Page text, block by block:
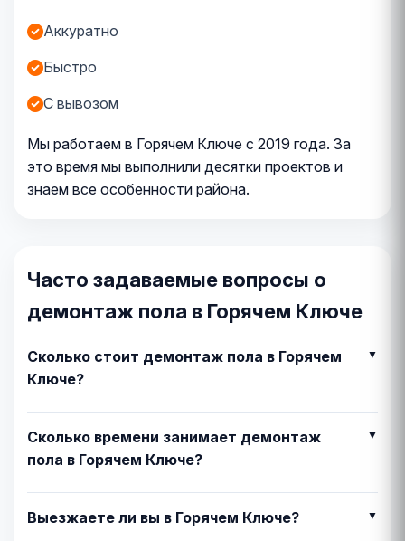
Аккуратно
Быстро
С вывозом
Мы работаем в Горячем Ключе с 2019 года. За
это время мы выполнили десятки проектов и
знаем все особенности района.
Часто задаваемые вопросы о
демонтаж пола в Горячем Ключе
Сколько стоит демонтаж пола в Горячем
Ключе?
Сколько времени занимает демонтаж
пола в Горячем Ключе?
Выезжаете ли вы в Горячем Ключе?